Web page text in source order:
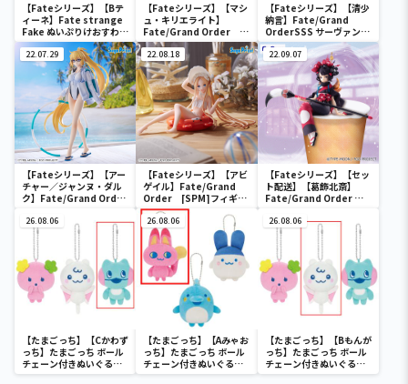
【Fateシリーズ】【Bテ
ィーネ】Fate strange
Fake ぬいぷりけおすわり
2
【Fateシリーズ】【マシ
ュ・キリエライト】
Fate/Grand Order
[SPM]フィギュア“シー
ルダー／マシュ・キリエ
ライト”
【Fateシリーズ】【清少
納言】Fate/Grand
OrderSSS サーヴァント
フィギュア～アーチャー/
清少納言～
22.07.29
【Fateシリーズ】【アー
チャー／ジャンヌ・ダル
ク】Fate/Grand Order
／ジャンヌ・ダルク”
22.08.18
【Fateシリーズ】【アビ
ゲイル】Fate/Grand
Order [SPM]フィギュ
ア“フォーリナー／アビゲ
イル・ウィリアムズ
【夏】
22.09.07
【Fateシリーズ】【セッ
ト配送】【葛飾北斎】
Fate/Grand Order ぬ
ュア～フォーリナー/葛飾
北斎～
26.08.06
【たまごっち】【Cかわず
っち】たまごっち ボール
チェーン付きぬいぐるみ
～Tamagotchi
26.08.06
【たまごっち】【Aみゃお
っち】たまごっち ボール
チェーン付きぬいぐるみ
～Tamagotchi
26.08.06
【たまごっち】【Bもんが
っち】たまごっち ボール
チェーン付きぬいぐるみ
～Tamagotchi